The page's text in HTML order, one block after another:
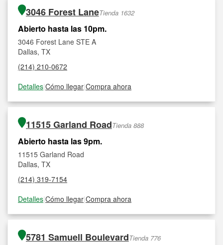
3046 Forest LaneTienda 1632
Abierto hasta las 10pm.
3046 Forest Lane STE A
Dallas, TX
(214) 210-0672
Detalles|Cómo llegar|Compra ahora
11515 Garland RoadTienda 888
Abierto hasta las 9pm.
11515 Garland Road
Dallas, TX
(214) 319-7154
Detalles|Cómo llegar|Compra ahora
5781 Samuell BoulevardTienda 776